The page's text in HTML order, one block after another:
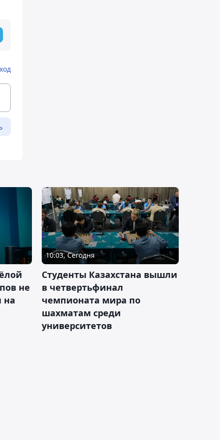
не
на
10:03, Сегодня
Студенты Казахстана вышли
в четвертьфинал
чемпионата мира по
шахматам среди
университетов